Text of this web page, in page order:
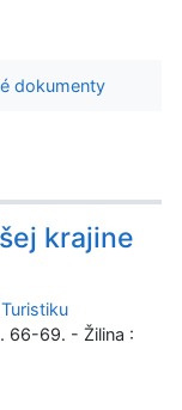
dokumenty
krajine
66-69. - Žilina :